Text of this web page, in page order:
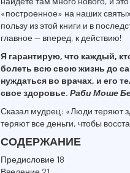
«построенное» на наших
пользу из этой книги и в
главное — вперед, к действию!
Я гарантирую, что каждый,
болеть всю свою жизнь до
нуждаться во врачах, и его
свое здоровье. Раби Моше
Сказал мудрец: «Люди теряют
теряют все деньги, чтобы
СОДЕРЖАНИЕ
Предисловие 18